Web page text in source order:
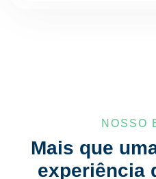
NOSSO
Mais que
experiência